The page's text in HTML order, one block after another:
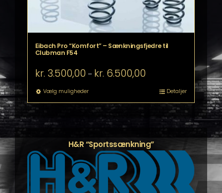
Eibach Pro “Komfort” – Sænkningsfjedre til
Clubman F54
kr. 3.500,00 – kr. 6.500,00Prisinterval:
Vælg mulighederDette
vare
har
flere
kan
vælges
på
varesiden
Detaljer
H&R “Sportssænkning”